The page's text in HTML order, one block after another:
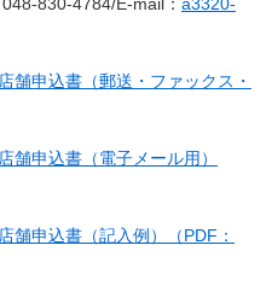
830-4784/E-mail： a3320-
舗申込書（郵送・ファックス・
舗申込書（電子メール用）
舗申込書（記入例）（PDF：